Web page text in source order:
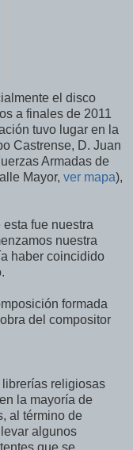
el disco
a finales de 2011
tuvo lugar en la
Castrense, D. Juan
Armadas de
Mayor, ver mapa),
fue nuestra
nuestra
haber coincidido
formada
del compositor
religiosas
la mayoría de
al término de
algunos
que se